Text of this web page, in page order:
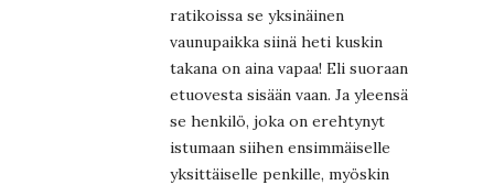
ratikoissa se yksinäinen
vaunupaikka siinä heti kuskin
takana on aina vapaa! Eli suoraan
etuovesta sisään vaan. Ja yleensä
se henkilö, joka on erehtynyt
istumaan siihen ensimmäiselle
yksittäiselle penkille, myöskin